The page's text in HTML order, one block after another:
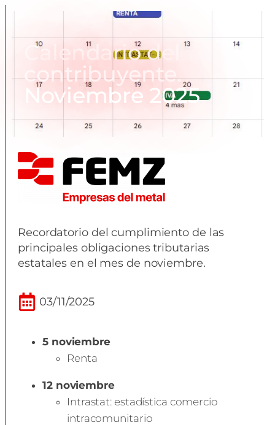
Calendario del
contribuyente.
Noviembre 2025
Recordatorio del cumplimiento de las
principales obligaciones tributarias
estatales en el mes de noviembre.
03/11/2025
5 noviembre
Renta
12 noviembre
Intrastat: estadística comercio
intracomunitario